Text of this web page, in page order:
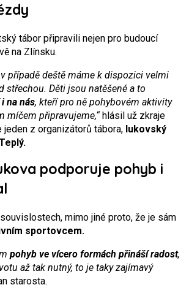
tábor připravili nejen pro budoucí
na Zlínsku.
v případě deště máme k dispozici velmi
střechou. Děti jsou natěšené a to
na nás, kteří pro ně pohybovém aktivity
míčem připravujeme,“hlásil už zkraje
z organizátorů tábora, lukovský
podporuje pohyb i
mimo jiné proto, že je sám
sportovcem.
pohyb ve vícero formách přináší radost,
až tak nutný, to je taky zajímavý
starosta.